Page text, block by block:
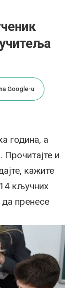
Google-u
година, а
Прочитајте и
кажите
кључних
пренесе